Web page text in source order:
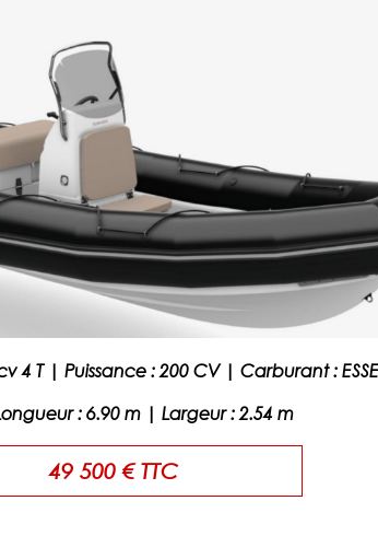
4 T| Puissance : 200 CV | Carburant :
: 6.90 m | Largeur: 2.54 m
49 500 € TTC